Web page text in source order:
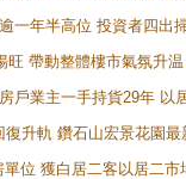
一年半高位 投資者四
帶動整體樓市氣氛升
戶業主一手持貨29年 以
升軌 鑽石山宏景花園
位 獲白居二客以居二市